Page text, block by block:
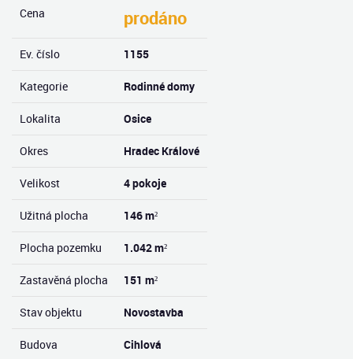
Cena prodáno
Ev. číslo 1155
Kategorie Rodinné domy
Lokalita Osice
Okres Hradec Králové
Velikost 4 pokoje
Užitná plocha 146 m²
Plocha pozemku 1.042 m²
Zastavěná plocha 151 m²
Stav objektu Novostavba
Budova Cihlová